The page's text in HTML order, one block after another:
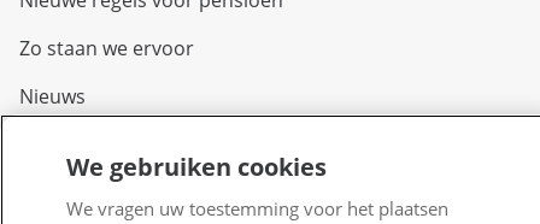
Zo staan we ervoor
Nieuws
We gebruiken cookies
We vragen uw toestemming voor het plaatsen